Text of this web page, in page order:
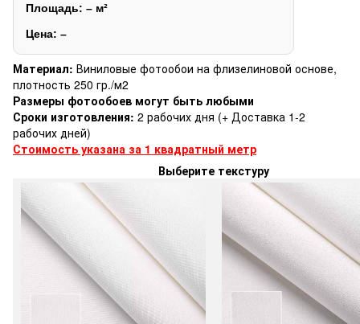
Площадь: – м²
Цена: –
Материал: Виниловые фотообои на флизелиновой основе,
плотность 250 гр./м2
Размеры фотообоев могут быть любыми
Сроки изготовления: 2 рабочих дня (+ Доставка 1-2
рабочих дней)
Стоимость указана за 1 квадратный метр
Выберите текстуру